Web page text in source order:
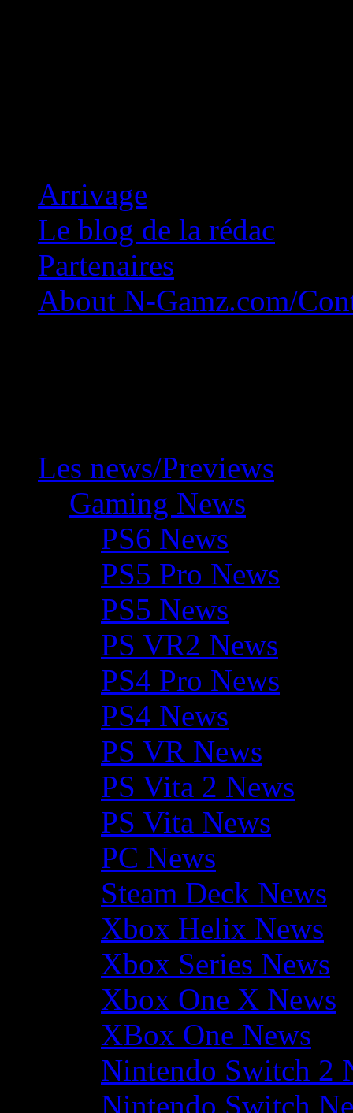
Arrivage
Le blog de la rédac
Partenaires
About N-Gamz.com/
Les news/Previews
Gaming News
PS6 News
PS5 Pro News
PS5 News
PS VR2 News
PS4 Pro News
PS4 News
PS VR News
PS Vita 2 News
PS Vita News
PC News
Steam Deck News
Xbox Helix News
Xbox Series News
Xbox One X News
XBox One News
Nintendo Switch 2
Nintendo Switch